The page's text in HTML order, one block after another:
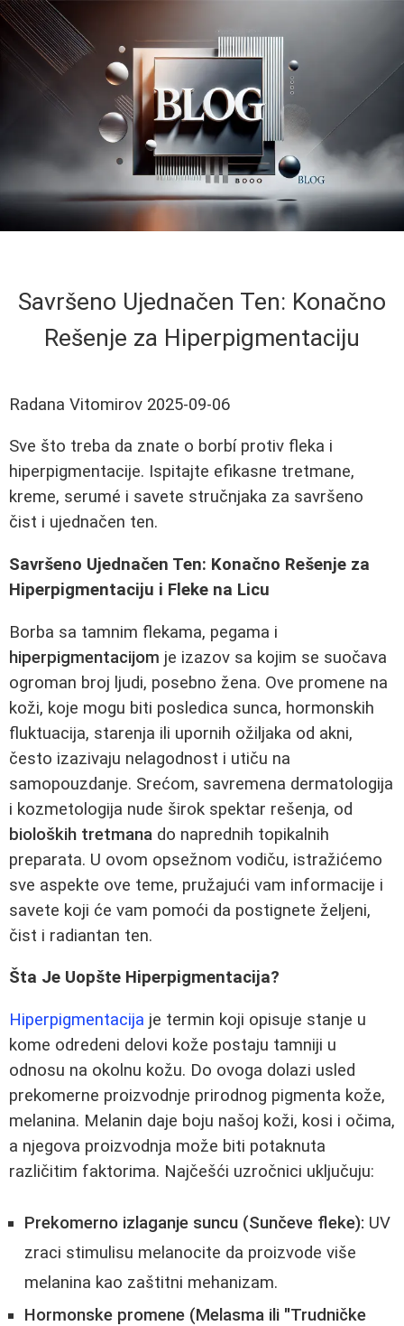
Savršeno Ujednačen Ten: Konačno
Rešenje za Hiperpigmentaciju
Radana Vitomirov 2025-09-06
Sve što treba da znate o borbí protiv fleka i
hiperpigmentacije. Ispitajte efikasne tretmane,
kreme, serumé i savete stručnjaka za savršeno
čist i ujednačen ten.
Savršeno Ujednačen Ten: Konačno Rešenje za
Hiperpigmentaciju i Fleke na Licu
Borba sa tamnim flekama, pegama i
hiperpigmentacijom je izazov sa kojim se suočava
ogroman broj ljudi, posebno žena. Ove promene na
koži, koje mogu biti posledica sunca, hormonskih
fluktuacija, starenja ili upornih ožiljaka od akni,
često izazivaju nelagodnost i utiču na
samopouzdanje. Srećom, savremena dermatologija
i kozmetologija nude širok spektar rešenja, od
bioloških tretmana do naprednih topikalnih
preparata. U ovom opsežnom vodiču, istražićemo
sve aspekte ove teme, pružajući vam informacije i
savete koji će vam pomoći da postignete željeni,
čist i radiantan ten.
Šta Je Uopšte Hiperpigmentacija?
Hiperpigmentacija je termin koji opisuje stanje u
kome odredeni delovi kože postaju tamniji u
odnosu na okolnu kožu. Do ovoga dolazi usled
prekomerne proizvodnje prirodnog pigmenta kože,
melanina. Melanin daje boju našoj koži, kosi i očima,
a njegova proizvodnja može biti potaknuta
različitim faktorima. Najčešći uzročnici uključuju:
Prekomerno izlaganje suncu (Sunčeve fleke): UV
zraci stimulisu melanocite da proizvode više
melanina kao zaštitni mehanizam.
Hormonske promene (Melasma ili "Trudničke